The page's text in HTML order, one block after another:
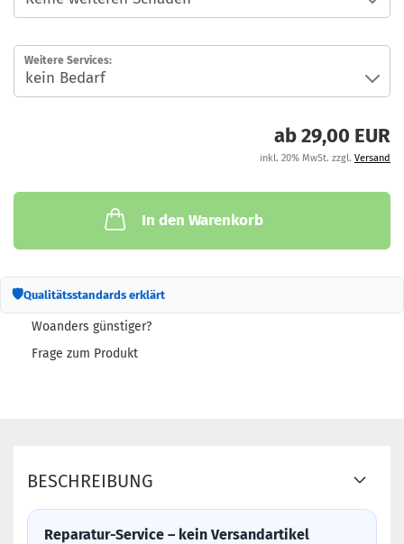
Weitere Services:
ab 29,00 EUR
inkl. 20% MwSt. zzgl. Versand
In den Warenkorb
🛡Qualitätsstandards erklärt
Woanders günstiger?
Frage zum Produkt
BESCHREIBUNG
Reparatur-Service – kein Versandartikel